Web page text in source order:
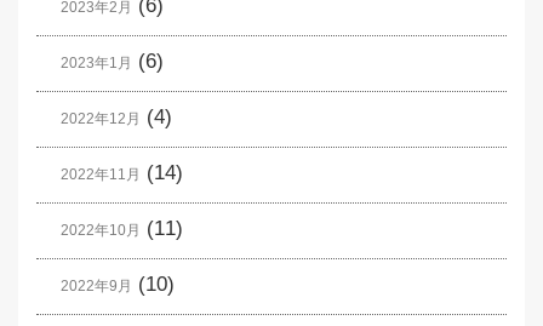
2023年2月 (6)
2023年1月 (6)
2022年12月 (4)
2022年11月 (14)
2022年10月 (11)
2022年9月 (10)